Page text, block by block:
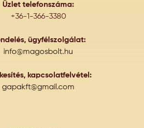
Üzlet telefonszáma:
+36-1-366-3380
ügyfélszolgálat:
info@magosbolt.hu
kapcsolatfelvétel:
gapakft@gmail.com